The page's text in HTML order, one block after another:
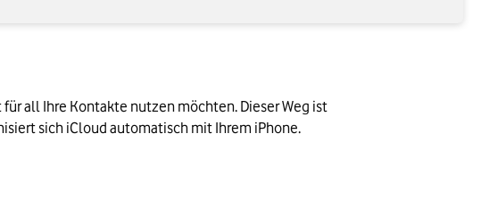
all Ihre Kontakte nutzen möchten. Dieser Weg ist
sich iCloud automatisch mit Ihrem iPhone.